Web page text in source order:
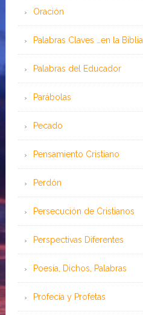
Oración
Palabras Claves …en la Biblia
Palabras del Educador
Parábolas
Pecado
Pensamiento Cristiano
Perdón
Persecución de Cristianos
Perspectivas Diferentes
Poesía, Dichos, Palabras
Profecía y Profetas